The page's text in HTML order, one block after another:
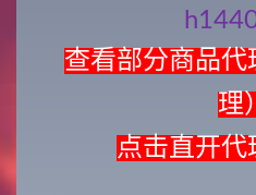
查看部分商品
理）
点击直开代